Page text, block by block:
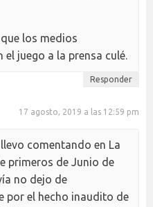
los medios
el juego a la prensa culé.
Responder
17 agosto, 2019 a las 12:59 pm
comentando en La
primeros de Junio de
no dejo de
por el hecho inaudito de